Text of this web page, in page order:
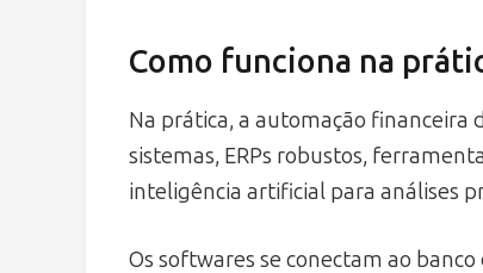
Como funciona na
Na prática, a automação financeira
sistemas, ERPs robustos,
inteligência artificial para análises
Os softwares se conectam ao